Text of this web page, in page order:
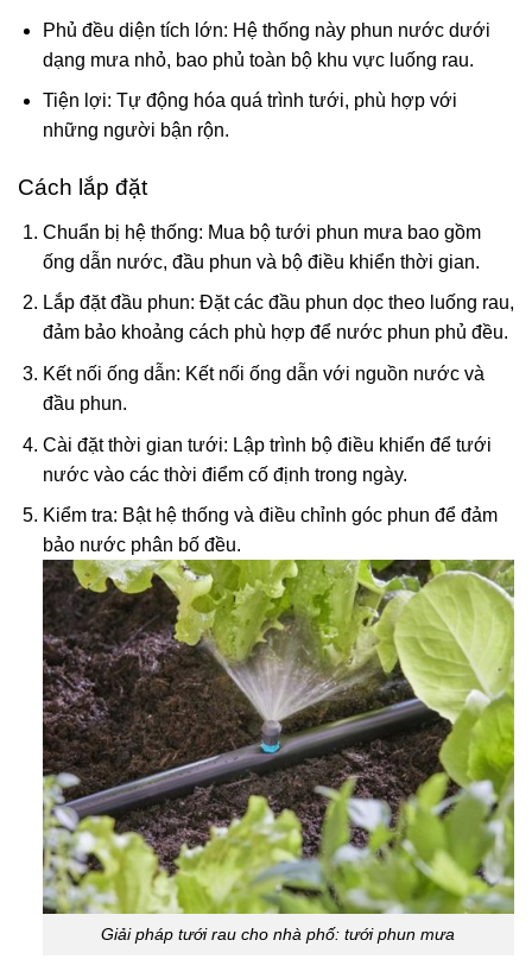
Phủ đều diện tích lớn: Hệ thống này phun nước dưới
dạng mưa nhỏ, bao phủ toàn bộ khu vực luống rau.
Tiện lợi: Tự động hóa quá trình tưới, phù hợp với
những người bận rộn.
Cách lắp đặt
Chuẩn bị hệ thống: Mua bộ tưới phun mưa bao gồm
ống dẫn nước, đầu phun và bộ điều khiển thời gian.
Lắp đặt đầu phun: Đặt các đầu phun dọc theo luống rau,
đảm bảo khoảng cách phù hợp để nước phun phủ đều.
Kết nối ống dẫn: Kết nối ống dẫn với nguồn nước và
đầu phun.
Cài đặt thời gian tưới: Lập trình bộ điều khiển để tưới
nước vào các thời điểm cố định trong ngày.
Kiểm tra: Bật hệ thống và điều chỉnh góc phun để đảm
bảo nước phân bố đều.
Giải pháp tưới rau cho nhà phố: tưới phun mưa